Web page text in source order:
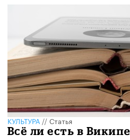
КУЛЬТУРА//Статья
Всё ли есть в